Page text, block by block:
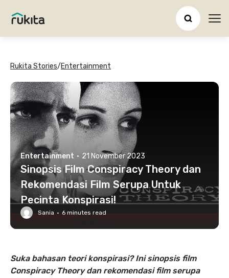
Rukita Stories/Entertainment
Entertainment · 21 November 2023
Sinopsis Film Conspiracy Theory dan
Rekomendasi Film Serupa Untuk
Pecinta Konspirasi!
Sania · 6 minutes read
Suka bahasan teori konspirasi? Ini sinopsis film
Conspiracy Theory dan rekomendasi film serupa